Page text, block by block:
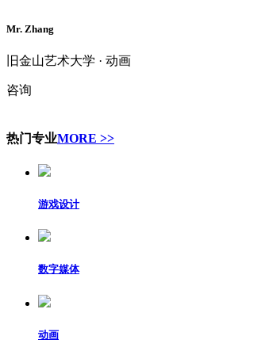
Mr. Zhang
旧金山艺术大学 · 动画
咨询
热门专业MORE >>
游戏设计
数字媒体
动画